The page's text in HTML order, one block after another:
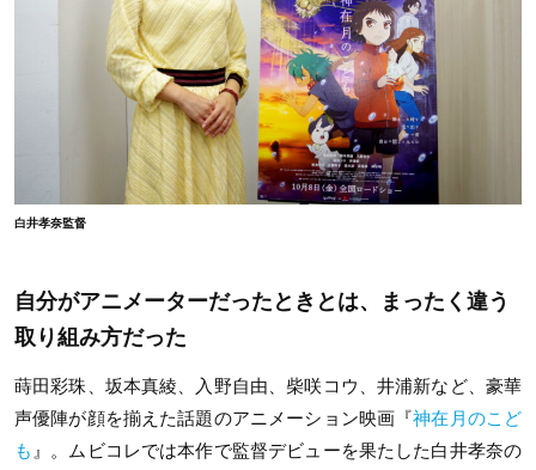
白井孝奈監督
自分がアニメーターだったときとは、まったく違う
取り組み方だった
蒔田彩珠、坂本真綾、入野自由、柴咲コウ、井浦新など、豪華
声優陣が顔を揃えた話題のアニメーション映画『神在月のこど
も 』。ムビコレでは本作で監督デビューを果たした白井孝奈の